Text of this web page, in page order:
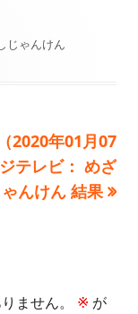
じゃんけん
2020年01月07
テレビ： めざ
んけん 結果
ません。 ※ が